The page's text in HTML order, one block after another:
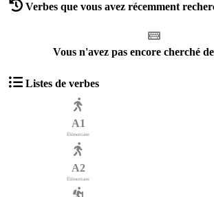
Verbes que vous avez récemment
Vous n'avez pas encore cherché
Listes de verbes
A1
Élémentaire
A2
Élémentaire